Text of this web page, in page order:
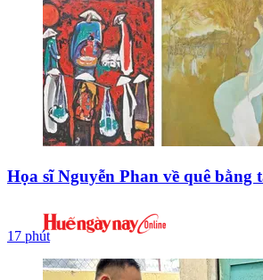
Họa sĩ Nguyễn Phan về quê bằng
17 phút